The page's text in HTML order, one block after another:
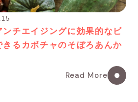
ンチエイジングに効果的なビ
きるカボチャのそぼろあんか
Read More